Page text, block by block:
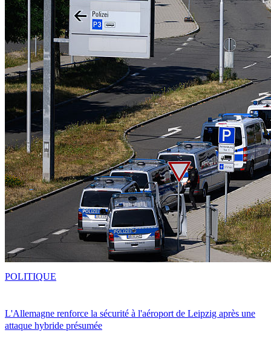
L'Allemagne renforce la sécurité à l'aéroport de Leipzig après une
attaque hybride présumée
POLITIQUE